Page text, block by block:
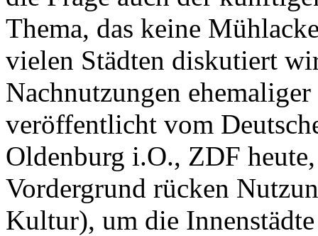
Thema, das keine
vielen Städten diskutiert
Nachnutzungen
veröffentlicht vom
Oldenburg i.O., ZDF
Vordergrund rücken
Kultur), um die